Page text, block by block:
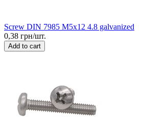
Screw DIN 7985 M5x12 4.8 galvanized
0,38 грн/шт.
Add to cart